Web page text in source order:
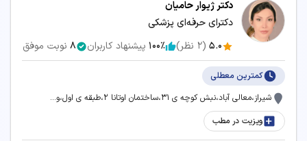
دکتر ژیوار حامیان
دکترای حرفه‌ای پزشکی
5.0
(
2 نظر) 100٪ پیشنهاد کاربران 8 نوبت موفق
کمترین معطلی
شیراز،معالی آباد،نبش کوچه ی ۳۱،ساختمان اوتانا ۲،طبقه ی اول،و...
ویزیت در مطب